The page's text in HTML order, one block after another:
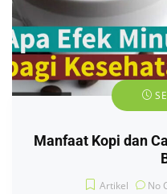
Manfaat Kopi dan
Artikel No